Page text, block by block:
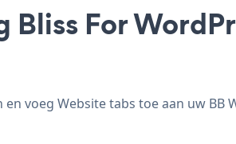
For
voeg Website tabs toe aan uw BB